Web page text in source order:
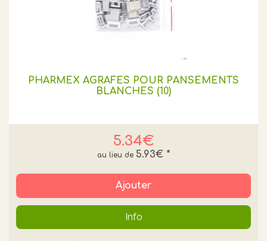
PHARMEX AGRAFES POUR PANSEMENTS
BLANCHES (10)
5.34€
5.93€ *
Ajouter
Info